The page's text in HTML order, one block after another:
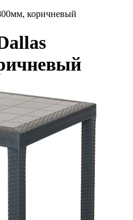
коричневый